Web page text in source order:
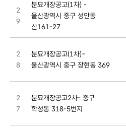
2
9
분묘개장공고(1차) -
울산광역시 중구 성안동
산161-27
2
8
분묘개장공고(1차)-
울산광역시 중구 장현동 369
2
7
분묘개장공고2차- 중구
학성동 318-5번지